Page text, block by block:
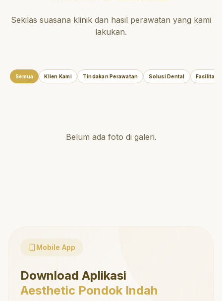
Sekilas suasana klinik dan hasil perawatan yang kami
lakukan.
Semua Klien Kami Tindakan Perawatan Solusi Dental Fasilitas
Belum ada foto di galeri.
Mobile App
Download Aplikasi
Aesthetic Pondok Indah